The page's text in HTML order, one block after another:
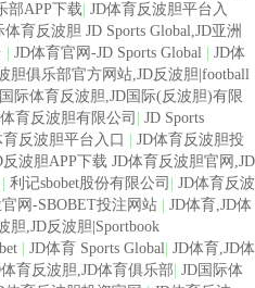
部APP下载 JD体育反波胆平台入
育反波胆 JD Sports Global,JD亚洲
JD体育官网-JD Sports Global
JD体
胆俱乐部官方网站,JD反波胆|football
际体育反波胆,JD国际(反波胆)有限
育反波胆有限公司
JD Sports
反波胆平台入口
JD体育反波胆投
波胆APP下载 JD体育反波胆官网,JD
利记sbobet股份有限公司
JD体育反波
网-SBOBET投注网站
JD体育,JD体
胆,JD反波胆|Sportbook
JD体育 Sports Global JD体育,JD体
育反波胆,JD体育俱乐部 JD国际体